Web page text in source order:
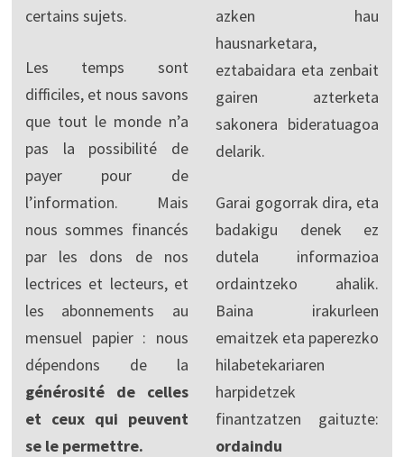
certains sujets.
Les temps sont
difficiles, et nous savons
que tout le monde n’a
pas la possibilité de
payer pour de
l’information. Mais
nous sommes financés
par les dons de nos
lectrices et lecteurs, et
les abonnements au
mensuel papier : nous
dépendons de la
générosité de celles
et ceux qui peuvent
se le permettre.
azken hau
hausnarketara,
eztabaidara eta zenbait
gairen azterketa
sakonera bideratuagoa
delarik.
Garai gogorrak dira, eta
badakigu denek ez
dutela informazioa
ordaintzeko ahalik.
Baina irakurleen
emaitzek eta paperezko
hilabetekariaren
harpidetzek
finantzatzen gaituzte:
ordaindu